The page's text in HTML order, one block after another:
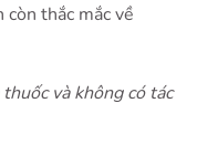
thắc mắc về
và không có tác